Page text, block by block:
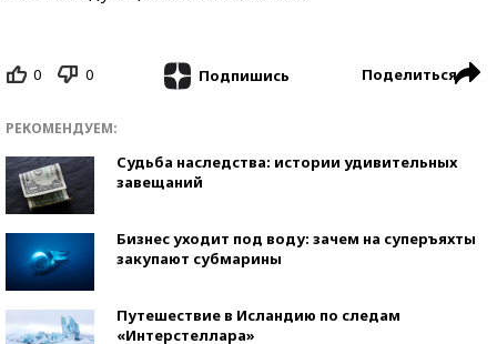
0 0 Подпишись Поделиться
РЕКОМЕНДУЕМ:
Судьба наследства: истории удивительных
завещаний
Бизнес уходит под воду: зачем на суперъяхты
закупают субмарины
Путешествие в Исландию по следам
«Интерстеллара»